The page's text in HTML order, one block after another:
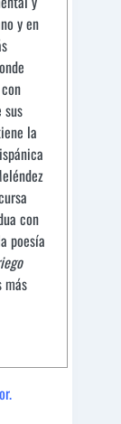
y en
sus
la
con
poesía
más